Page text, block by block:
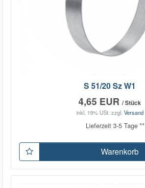
S 51/20 Sz W1
4,65 EUR / Stück
inkl. 19% USt. zzgl. Versand
Lieferzeit 3-5 Tage **
Warenkorb